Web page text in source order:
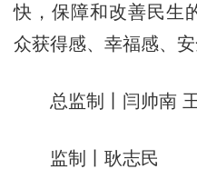
快，保障和改善民生
众获得感、幸福感、安
总监制丨闫帅南
监制丨耿志民